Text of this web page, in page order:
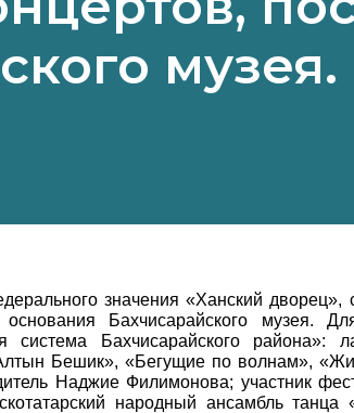
музея.
значения «Ханский дворец»,
Бахчисарайского музея.
система Бахчисарайского района»:
Бешик», «Бегущие по волнам»,
Наджие Филимонова; участник
народный ансамбль танца